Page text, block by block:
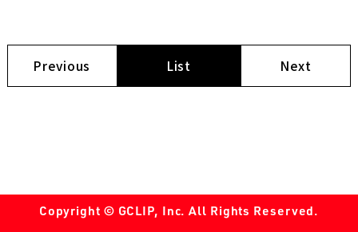
Previous List Next
Copyright © GCLIP, Inc. All Rights Reserved.